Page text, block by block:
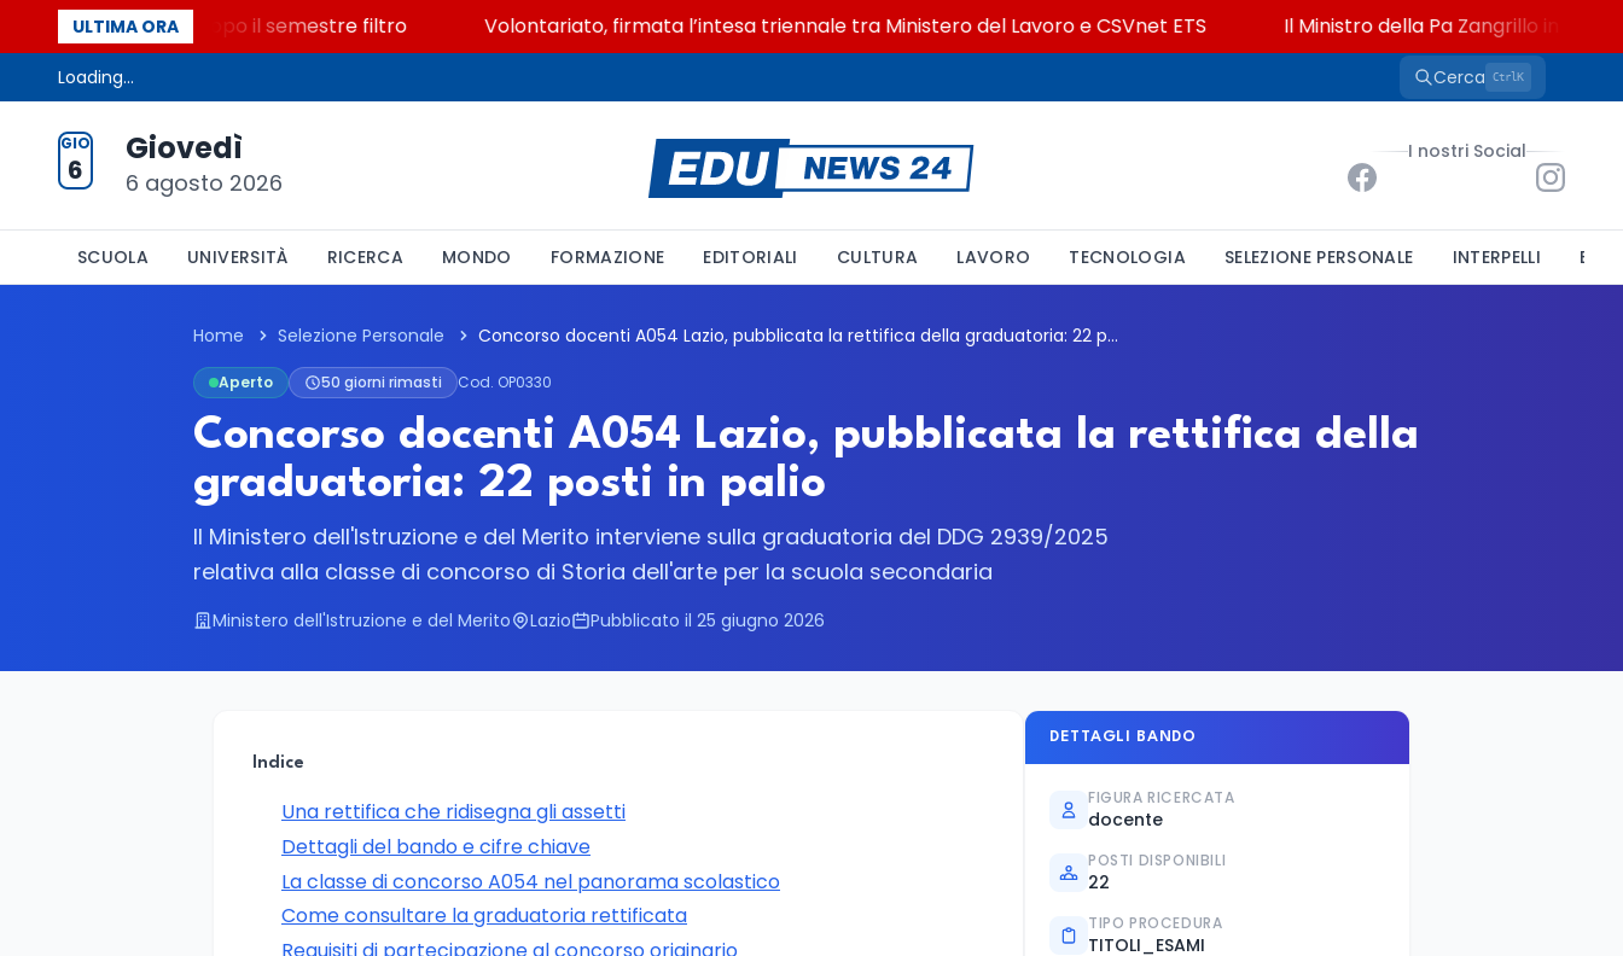
ULTIMA ORA
posti vacanti dopo il semestre filtro Volontariato, firmata l’intesa triennale tra Ministero del Lavoro e CSVnet ETS Il Ministro della Pa Zangrillo in
Loading... Cerca CtrlK
GIO
6
Giovedì
6 agosto 2026
I nostri Social
SCUOLA UNIVERSITÀ RICERCA MONDO FORMAZIONE EDITORIALI CULTURA LAVORO TECNOLOGIA SELEZIONE PERSONALE INTERPELLI
Home Selezione Personale Concorso docenti A054 Lazio, pubblicata la rettifica della graduatoria: 22 posti in palio
Aperto 50 giorni rimasti Cod. OP0330
Concorso docenti A054 Lazio, pubblicata la rettifica della
graduatoria: 22 posti in palio
Il Ministero dell'Istruzione e del Merito interviene sulla graduatoria del DDG 2939/2025
relativa alla classe di concorso di Storia dell'arte per la scuola secondaria
Ministero dell'Istruzione e del Merito Lazio Pubblicato il 25 giugno 2026
Indice
Una rettifica che ridisegna gli assetti
Dettagli del bando e cifre chiave
La classe di concorso A054 nel panorama scolastico
Come consultare la graduatoria rettificata
DETTAGLI BANDO
FIGURA RICERCATA
docente
POSTI DISPONIBILI
22
TIPO PROCEDURA
TITOLI_ESAMI